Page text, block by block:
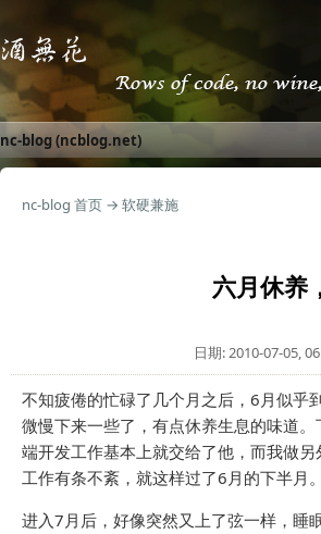
nc-blog (ncblog.net)
nc-blog 首页 → 软硬兼施
六月休养
日期: 2010-07-05,
不知疲倦的忙碌了几个月之后，6月似乎
微慢下来一些了，有点休养生息的味道
端开发工作基本上就交给了他，而我做
工作有条不紊，就这样过了6月的下半月。
进入7月后，好像突然又上了弦一样，